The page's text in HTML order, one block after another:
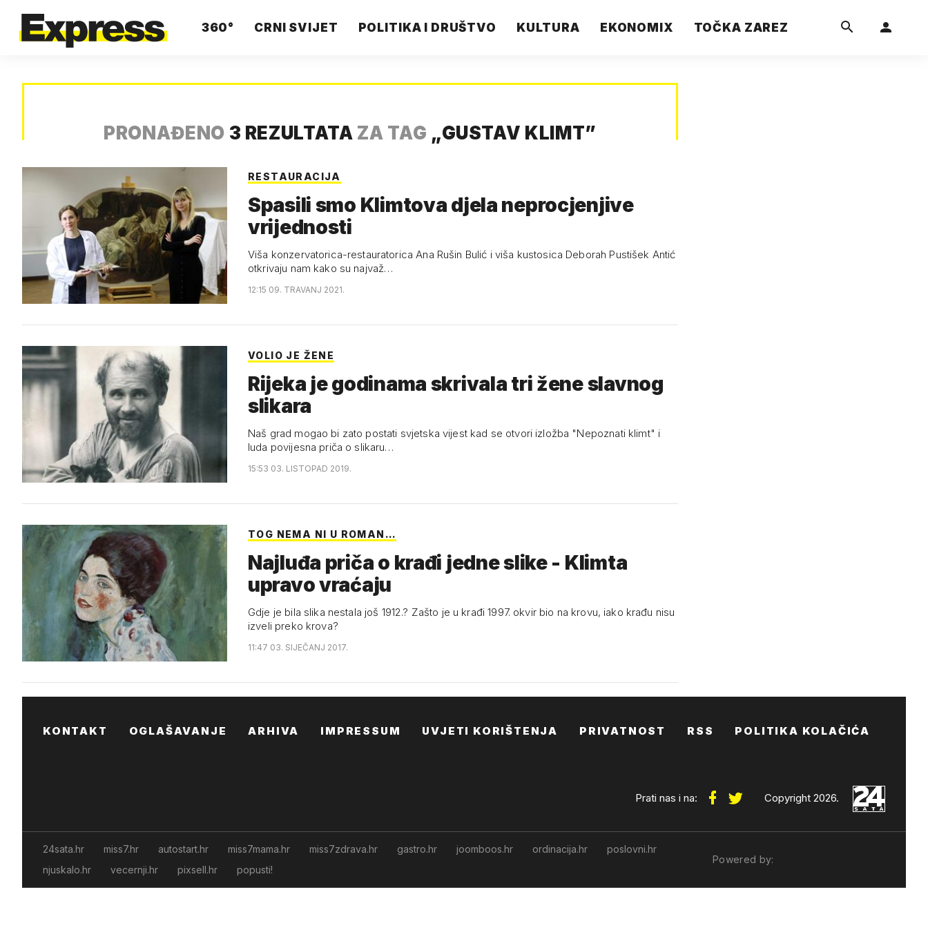
360° CRNI SVIJET POLITIKA I DRUŠTVO KULTURA EKONOMIX TOČKA ZAREZ
PRONAĐENO 3 REZULTATA ZA TAG „GUSTAV KLIMT”
RESTAURACIJA
Spasili smo Klimtova djela neprocjenjive
vrijednosti
Viša konzervatorica-restauratorica Ana Rušin Bulić i viša kustosica Deborah Pustišek Antić
otkrivaju nam kako su najvaž…
12:15 09. TRAVANJ 2021.
VOLIO JE ŽENE
Rijeka je godinama skrivala tri žene slavnog
slikara
Naš grad mogao bi zato postati svjetska vijest kad se otvori izložba "Nepoznati klimt" i
luda povijesna priča o slikaru…
15:53 03. LISTOPAD 2019.
TOG NEMA NI U ROMAN…
Najluđa priča o krađi jedne slike - Klimta
upravo vraćaju
Gdje je bila slika nestala još 1912.? Zašto je u krađi 1997. okvir bio na krovu, iako krađu nisu
izveli preko krova?
11:47 03. SIJEČANJ 2017.
KONTAKT OGLAŠAVANJE ARHIVA IMPRESSUM UVJETI KORIŠTENJA PRIVATNOST RSS POLITIKA KOLAČIĆA
Prati nas i na: Copyright 2026.
24sata.hr miss7.hr autostart.hr miss7mama.hr miss7zdrava.hr gastro.hr joomboos.hr ordinacija.hr
poslovni.hr
njuskalo.hr
vecernji.hr pixsell.hr popusti!
Powered by: